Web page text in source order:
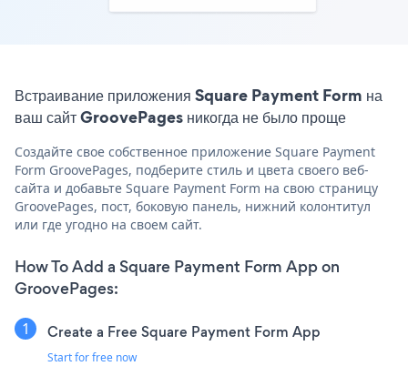
Встраивание приложения Square Payment Form на
ваш сайт GroovePages никогда не было проще
Создайте свое собственное приложение Square Payment
Form GroovePages, подберите стиль и цвета своего веб-
сайта и добавьте Square Payment Form на свою страницу
GroovePages, пост, боковую панель, нижний колонтитул
или где угодно на своем сайт.
How To Add a Square Payment Form App on
GroovePages:
Create a Free Square Payment Form App
Start for free now